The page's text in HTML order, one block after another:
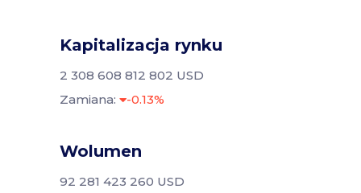
Kapitalizacja rynku
2 308 608 812 802 USD
Zamiana:
-0.13%
Wolumen
92 281 423 260 USD